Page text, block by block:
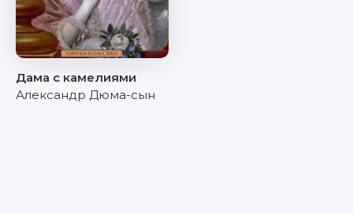
Дама с камелиями
Александр Дюма-сын